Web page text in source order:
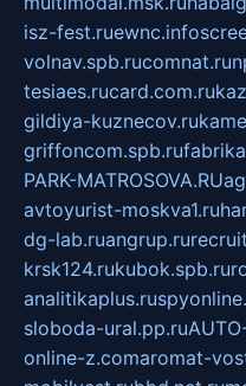
isz-fest.ruewnc.info
volnav.spb.rucomnat.ru
tesiaes.rucard.com.ru
gildiya-kuznecov.ru
griffoncom.spb.ru
PARK-MATROSOVA.RU
avtoyurist-moskva1.ru
dg-lab.ruangrup.ru
krsk124.rukubok.spb.ru
analitikaplus.ru
sloboda-ural.pp.ru
online-z.comaromat-